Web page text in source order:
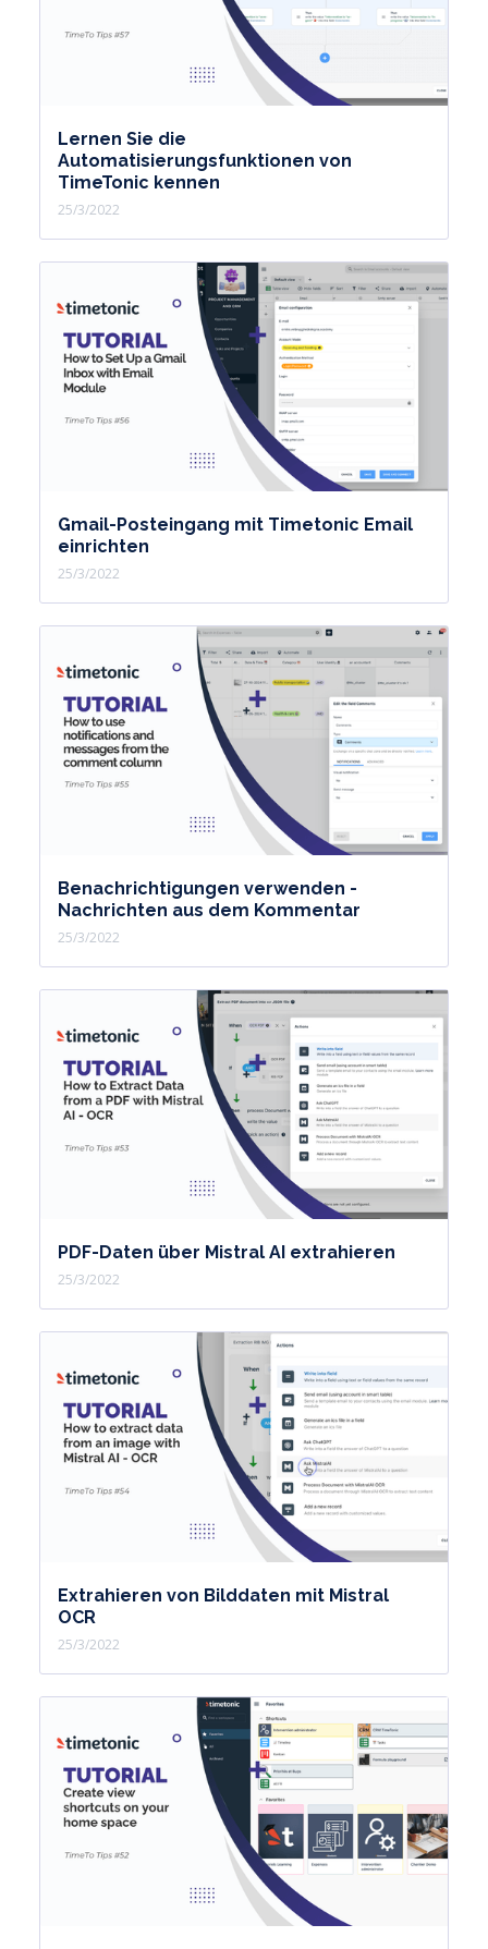
Lernen Sie die
Automatisierungsfunktionen von
TimeTonic kennen
25/3/2022
Gmail-Posteingang mit Timetonic Email
einrichten
25/3/2022
Benachrichtigungen verwenden -
Nachrichten aus dem Kommentar
25/3/2022
PDF-Daten über Mistral AI extrahieren
25/3/2022
Extrahieren von Bilddaten mit Mistral
OCR
25/3/2022